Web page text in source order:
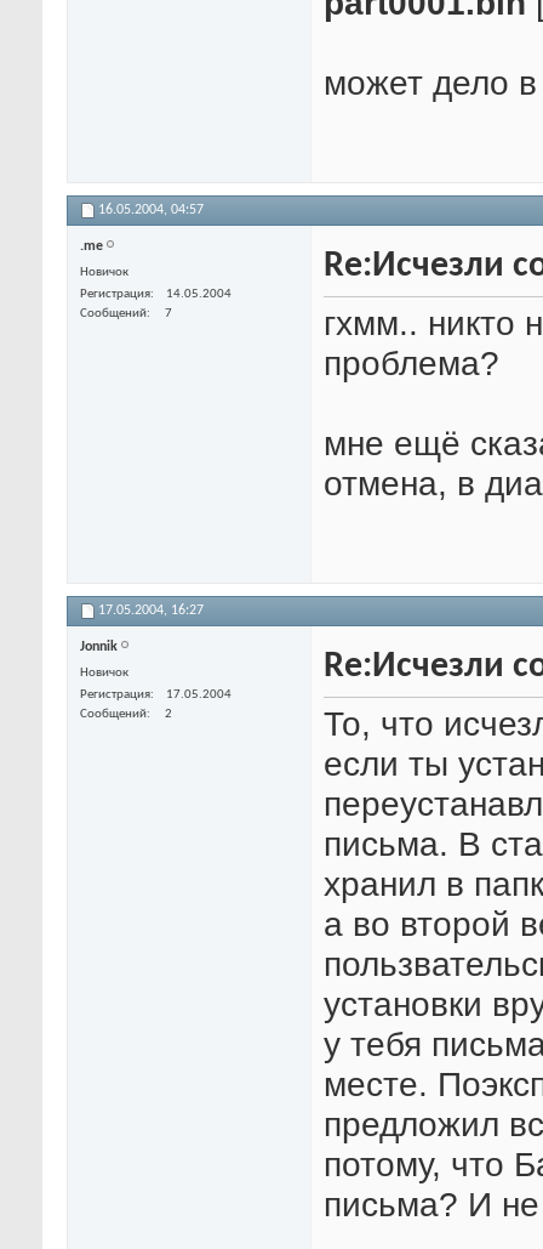
может дело
16.05.2004, 04:57
.me
Новичок
Регистрация
14.05.2004
Сообщений
7
Re:Исчезли
гхмм.. никто
проблема?
мне ещё
отмена, в
17.05.2004, 16:27
Jonnik
Новичок
Регистрация
17.05.2004
Сообщений
2
Re:Исчезли
То, что
если ты
письма. В
хранил в
а во второй
установки
у тебя
месте.
предложил
потому, что
письма? И